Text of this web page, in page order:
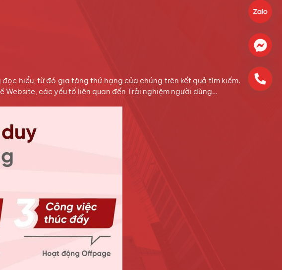
hiểu, từ đó gia tăng thứ hạng của chúng trên kết quả tìm kiếm.
Website, các yếu tố liên quan đến Trải nghiệm người dùng…